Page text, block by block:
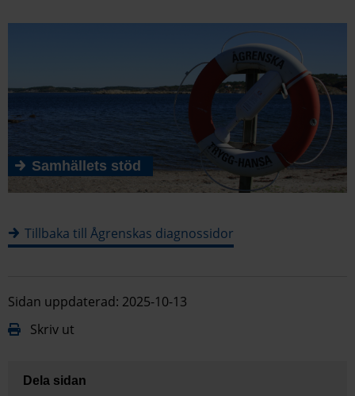
Samhällets stöd
Tillbaka till Ågrenskas diagnossidor
Sidan uppdaterad: 2025-10-13
Skriv ut
Dela sidan